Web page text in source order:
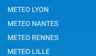
METEO LYON
METEO NANTES
METEO RENNES
METEO LILLE